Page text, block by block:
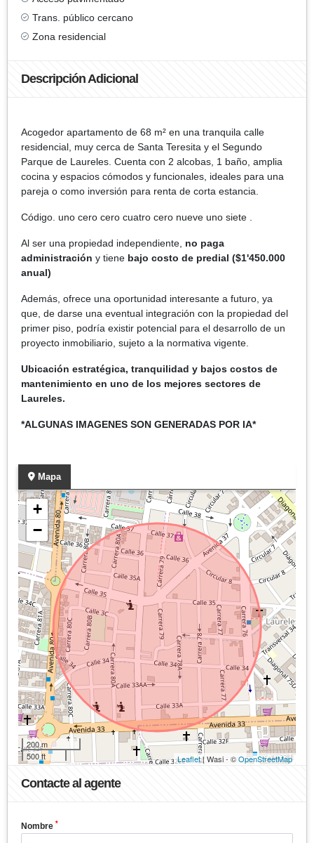
Trans. público cercano
Zona residencial
Descripción Adicional
Acogedor apartamento de 68 m² en una tranquila calle
residencial, muy cerca de Santa Teresita y el Segundo
Parque de Laureles. Cuenta con 2 alcobas, 1 baño, amplia
cocina y espacios cómodos y funcionales, ideales para una
pareja o como inversión para renta de corta estancia.
Código. uno cero cero cuatro cero nueve uno siete .
Al ser una propiedad independiente, no paga
administración y tiene bajo costo de predial ($1'450.000
anual)
Además, ofrece una oportunidad interesante a futuro, ya
que, de darse una eventual integración con la propiedad del
primer piso, podría existir potencial para el desarrollo de un
proyecto inmobiliario, sujeto a la normativa vigente.
Ubicación estratégica, tranquilidad y bajos costos de
mantenimiento en uno de los mejores sectores de
Laureles.
*ALGUNAS IMAGENES SON GENERADAS POR IA*
Mapa
+
−
200 m
500 ft
Leaflet| Wasi - ©OpenStreetMap
Contacte al agente
Nombre *